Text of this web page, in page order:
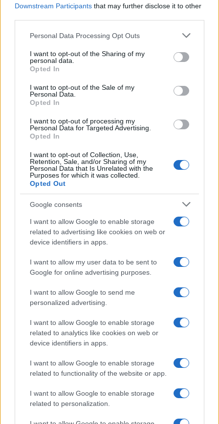
Downstream Participants that may further disclose it to other
Please note that this website/app uses one or more Google
not limited to your visit or usage behaviour. You may click to
grant or deny consent to Google and its third-party tags to
use your data for below specified purposes in below Google
consent section.
Personal Data Processing Opt Outs
I want to opt-out of the Sharing of my
personal data.
Opted In
I want to opt-out of the Sale of my
Personal Data.
Opted In
I want to opt-out of processing my
Personal Data for Targeted Advertising.
Opted In
I want to opt-out of Collection, Use,
Retention, Sale, and/or Sharing of my
Personal Data that Is Unrelated with the
Purposes for which it was collected.
Opted Out
Google consents
I want to allow Google to enable storage
related to advertising like cookies on web or
device identifiers in apps.
I want to allow my user data to be sent to
Google for online advertising purposes.
I want to allow Google to send me
personalized advertising.
I want to allow Google to enable storage
related to analytics like cookies on web or
device identifiers in apps.
I want to allow Google to enable storage
related to functionality of the website or app.
I want to allow Google to enable storage
related to personalization.
Notizie in tempo reale?
Entra nel canale telegram di
GalluraOggi.it
Condividi l'articolo
F
a
ce
b
o
o
k
T
w
it
te
r
Pi
n
te
re
st
W
at
s
A
p
p
S
a
Articolo precedente
Prossimo articolo
Delta Center
Salmo finisce in ospedale a Catania, ma il tour
va avanti: “Sicilia, ci sono”